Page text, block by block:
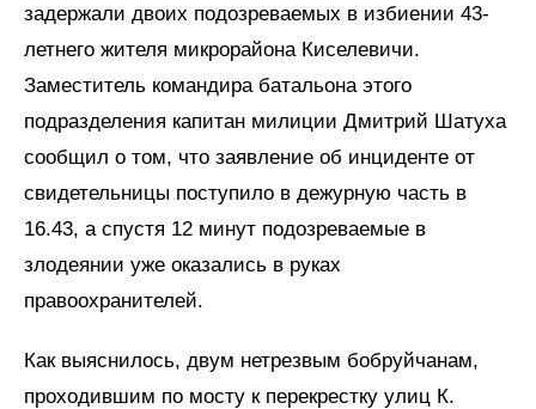
задержали двоих подозреваемых в избиении 43-
летнего жителя микрорайона Киселевичи.
Заместитель командира батальона этого
подразделения капитан милиции Дмитрий Шатуха
сообщил о том, что заявление об инциденте от
свидетельницы поступило в дежурную часть в
16.43, а спустя 12 минут подозреваемые в
злодеянии уже оказались в руках
правоохранителей.
Как выяснилось, двум нетрезвым бобруйчанам,
проходившим по мосту к перекрестку улиц К.